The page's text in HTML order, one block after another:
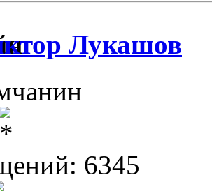
Лукашов
6345